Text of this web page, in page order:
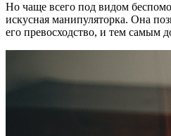
Но чаще всего под видом
искусная манипуляторка. Она
его превосходство, и тем самым